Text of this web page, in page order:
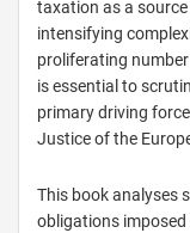
taxation as a
intensifying
proliferating
is essential to
primary driving
Justice of the
This book analyses
obligations